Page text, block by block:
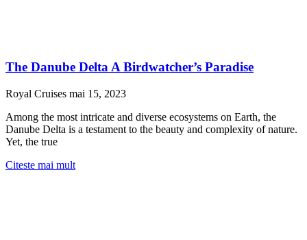
The Danube Delta A Birdwatcher’s Paradise
Royal Cruises mai 15, 2023
Among the most intricate and diverse ecosystems on Earth, the
Danube Delta is a testament to the beauty and complexity of nature.
Yet, the true
Citeste mai mult